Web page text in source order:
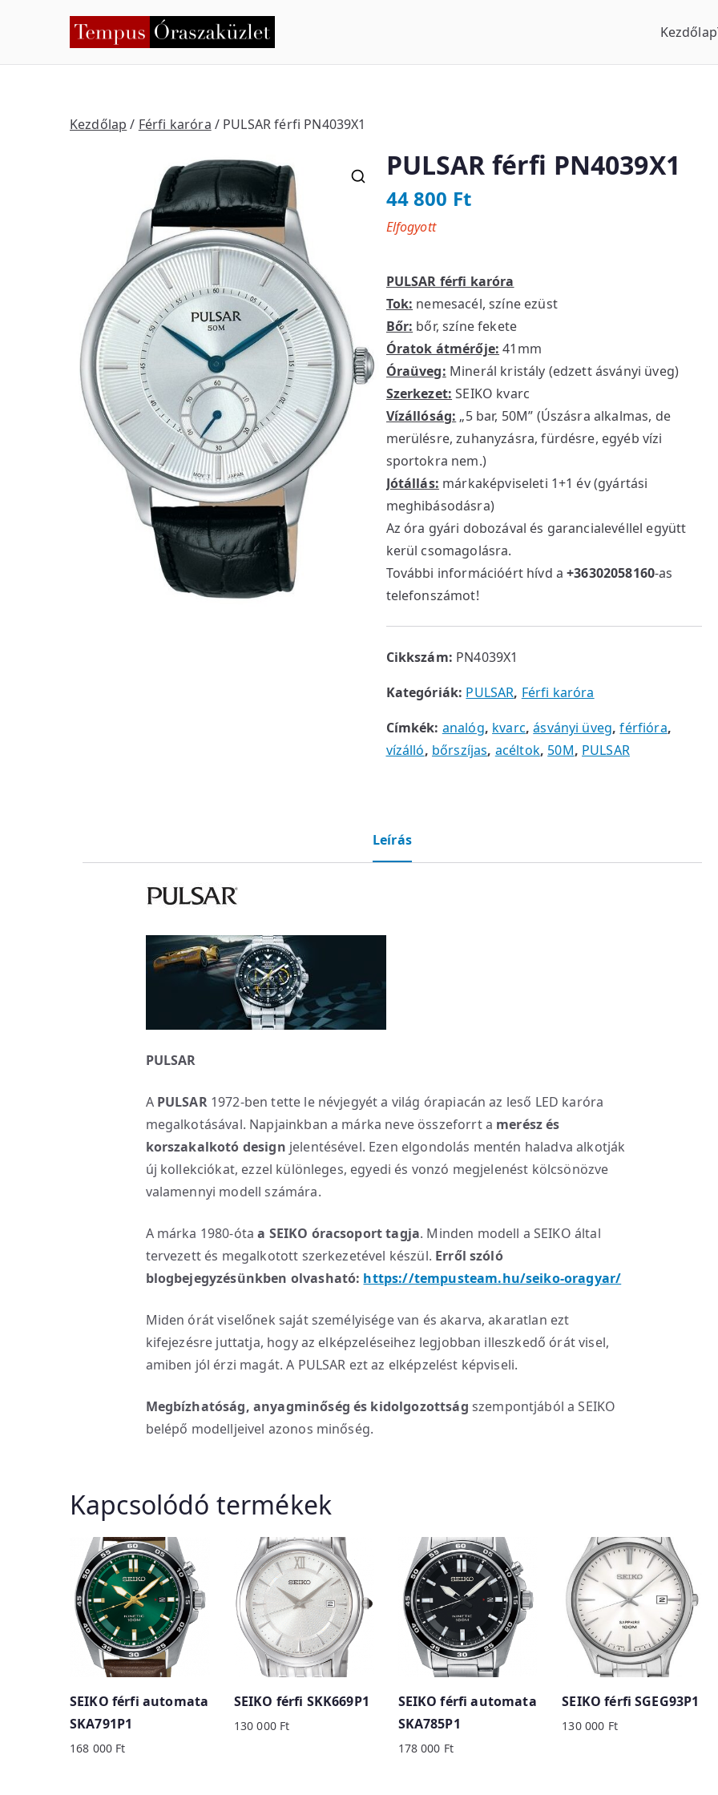
Tempus Óraszaküzlet Kezdőlap
Kezdőlap / Férfi karóra / PULSAR férfi PN4039X1
PULSAR férfi PN4039X1
44 800 Ft
PULSAR férfi karóra
Tok: nemesacél, színe ezüst
Bőr: bőr, színe fekete
Óratok átmérője: 41mm
Óraüveg: Minerál kristály (edzett ásványi üveg)
Szerkezet: SEIKO kvarc
Vízállóság: „5 bar, 50M” (Úszásra alkalmas, de
merülésre, zuhanyzásra, fürdésre, egyéb vízi
sportokra nem.)
Jótállás: márkaképviseleti 1+1 év (gyártási
meghibásodásra)
Az óra gyári dobozával és garancialevéllel együtt
kerül csomagolásra.
További információért hívd a+36302058160-as
telefonszámot!
Elfogyott
Cikkszám: PN4039X1
Kategóriák: PULSAR, Férfi karóra
Címkék: analóg, kvarc,ásványi üveg,férfióra,
vízálló, bőrszíjas, acéltok, 50M, PULSAR
Leírás
PULSAR
A PULSAR1972-ben tette le névjegyét a világ órapiacán az leső LED karóra
megalkotásával. Napjainkban a márka neve összeforrt a merész és
korszakalkotó design jelentésével. Ezen elgondolás mentén haladva alkotják
új kollekciókat, ezzel különleges, egyedi és vonzó megjelenést kölcsönözve
valamennyi modell számára.
A márka 1980-ótaa SEIKO óracsoport tagja. Minden modell a SEIKO által
tervezett és megalkotott szerkezetével készül. Erről szóló
blogbejegyzésünkben olvasható: https://tempusteam.hu/seiko-oragyar/
Miden órát viselőnek saját személyisége van és akarva, akaratlan ezt
kifejezésre juttatja, hogy az elképzeléseihez legjobban illeszkedő órát visel,
amiben jól érzi magát. A PULSAR ezt az elképzelést képviseli.
Megbízhatóság, anyagminőség és kidolgozottság szempontjából a SEIKO
belépő modelljeivel azonos minőség.
Kapcsolódó termékek
SEIKO férfi automata
SKA791P1
168 000 Ft
SEIKO férfi SKK669P1
130 000 Ft
SEIKO férfi automata
SKA785P1
178 000 Ft
SEIKO férfi SGEG93P1
130 000 Ft